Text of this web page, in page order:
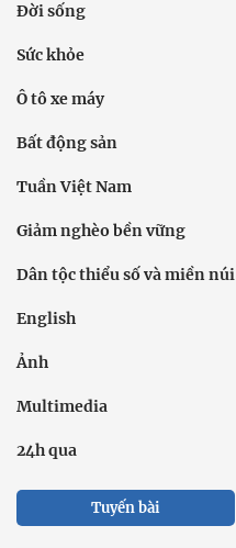
Đời sống
Sức khỏe
Ô tô xe máy
Bất động sản
Tuần Việt Nam
Giảm nghèo bền vững
Dân tộc thiểu số và miền núi
English
Ảnh
Multimedia
24h qua
Tuyến bài